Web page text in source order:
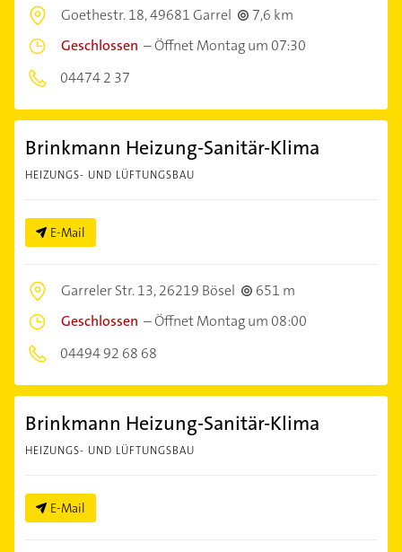
Goethestr. 18,49681 Garrel
7,6 km
Geschlossen –Öffnet Montag um 07:30
04474 2 37
Brinkmann Heizung-Sanitär-Klima
HEIZUNGS- UND LÜFTUNGSBAU
E-Mail
Garreler Str. 13,26219 Bösel
651 m
Geschlossen –Öffnet Montag um 08:00
04494 92 68 68
Brinkmann Heizung-Sanitär-Klima
HEIZUNGS- UND LÜFTUNGSBAU
E-Mail